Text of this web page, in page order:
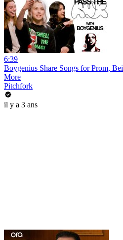
6:39
Boygenius Share Songs for Prom,
More
Pitchfork
il y a 3 ans